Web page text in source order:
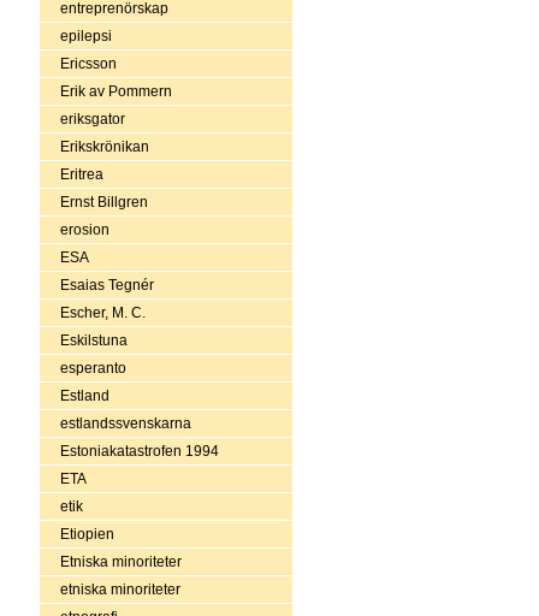
entreprenörskap
epilepsi
Ericsson
Erik av Pommern
eriksgator
Erikskrönikan
Eritrea
Ernst Billgren
erosion
ESA
Esaias Tegnér
Escher, M. C.
Eskilstuna
esperanto
Estland
estlandssvenskarna
Estoniakatastrofen 1994
ETA
etik
Etiopien
Etniska minoriteter
etniska minoriteter